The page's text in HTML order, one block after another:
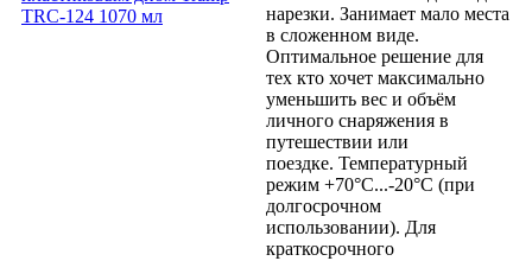
нарезки. Занимает мало места
в сложенном виде.
Оптимальное решение для
тех кто хочет максимально
уменьшить вес и объём
личного снаряжения в
путешествии или
поездке. Температурный
режим +70°С...-20°С (при
долгосрочном
использовании). Для
краткосрочного